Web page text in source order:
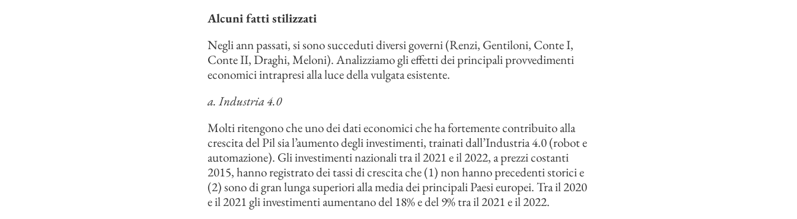
Alcuni fatti stilizzati
Negli ann passati, si sono succeduti diversi governi (Renzi, Gentiloni, Conte I,
Conte II, Draghi, Meloni). Analizziamo gli effetti dei principali provvedimenti
economici intrapresi alla luce della vulgata esistente.
a. Industria 4.0
Molti ritengono che uno dei dati economici che ha fortemente contribuito alla
crescita del Pil sia l’aumento degli investimenti, trainati dall’Industria 4.0 (robot e
automazione). Gli investimenti nazionali tra il 2021 e il 2022, a prezzi costanti
2015, hanno registrato dei tassi di crescita che (1) non hanno precedenti storici e
(2) sono di gran lunga superiori alla media dei principali Paesi europei. Tra il 2020
e il 2021 gli investimenti aumentano del 18% e del 9% tra il 2021 e il 2022.